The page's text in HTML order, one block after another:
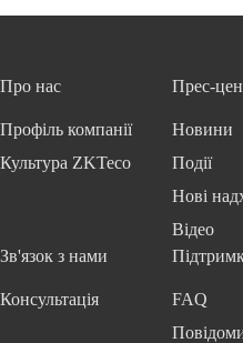
Про нас
Профіль компанії
Культура ZKTeco
Прес-
Новини
Події
Нові
Відео
Зв'язок з нами
Консультація
FAQ